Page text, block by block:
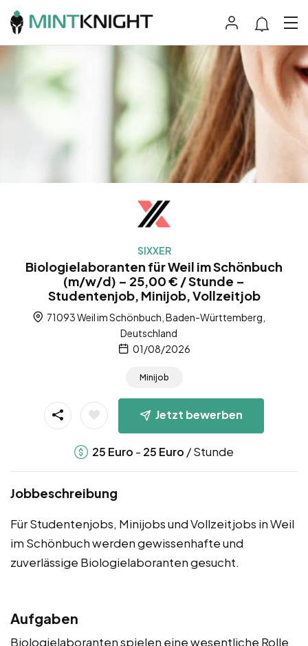
SIXXER
Biologielaboranten für Weil im Schönbuch
(m/w/d) – 25,00 € / Stunde –
Studentenjob, Minijob, Vollzeitjob
71093 Weil im Schönbuch, Baden-Württemberg,
Deutschland
01/08/2026
Minijob
Jetzt bewerben
25 Euro - 25 Euro / Stunde
Jobbeschreibung
Für Studentenjobs, Minijobs und Vollzeitjobs in Weil
im Schönbuch werden gewissenhafte und
zuverlässige Biologielaboranten gesucht.
Aufgaben
Biologielaboranten spielen eine wesentliche Rolle